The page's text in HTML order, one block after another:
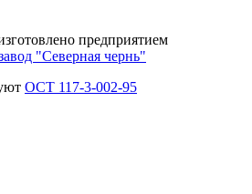
предприятием
"Северная чернь"
ОСТ 117-3-002-95